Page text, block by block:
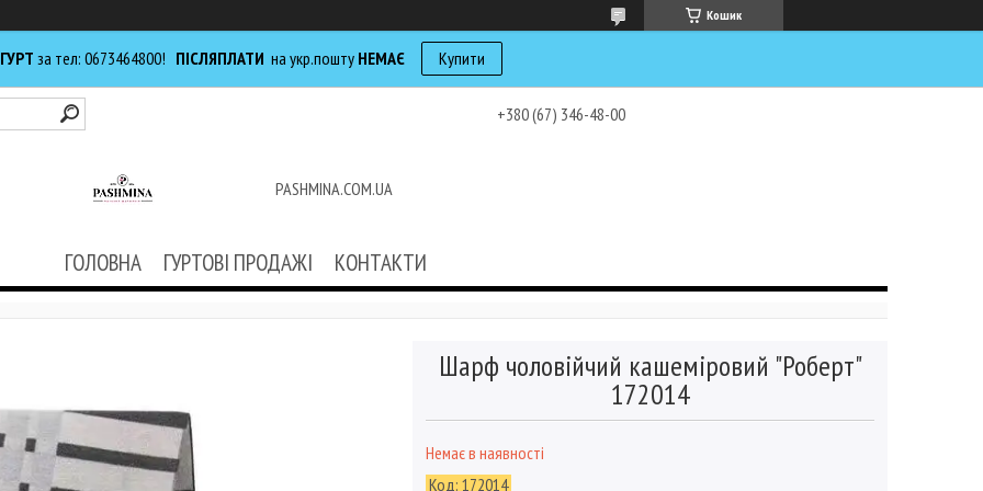
Кошик
за тел: 0673464800! ПІСЛЯПЛАТИ на укр.пошту НЕМАЄ Купити
+380 (67) 346-48-00
PASHMINA.COM.UA
ГОЛОВНА ГУРТОВІ ПРОДАЖІ КОНТАКТИ
Шарф чоловійчий кашеміровий "Роберт"
172014
Немає в наявності
Код: 172014